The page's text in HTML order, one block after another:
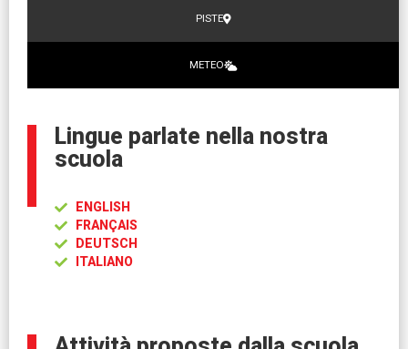
PISTE
METEO
Lingue parlate nella nostra
scuola
ENGLISH
FRANÇAIS
DEUTSCH
ITALIANO